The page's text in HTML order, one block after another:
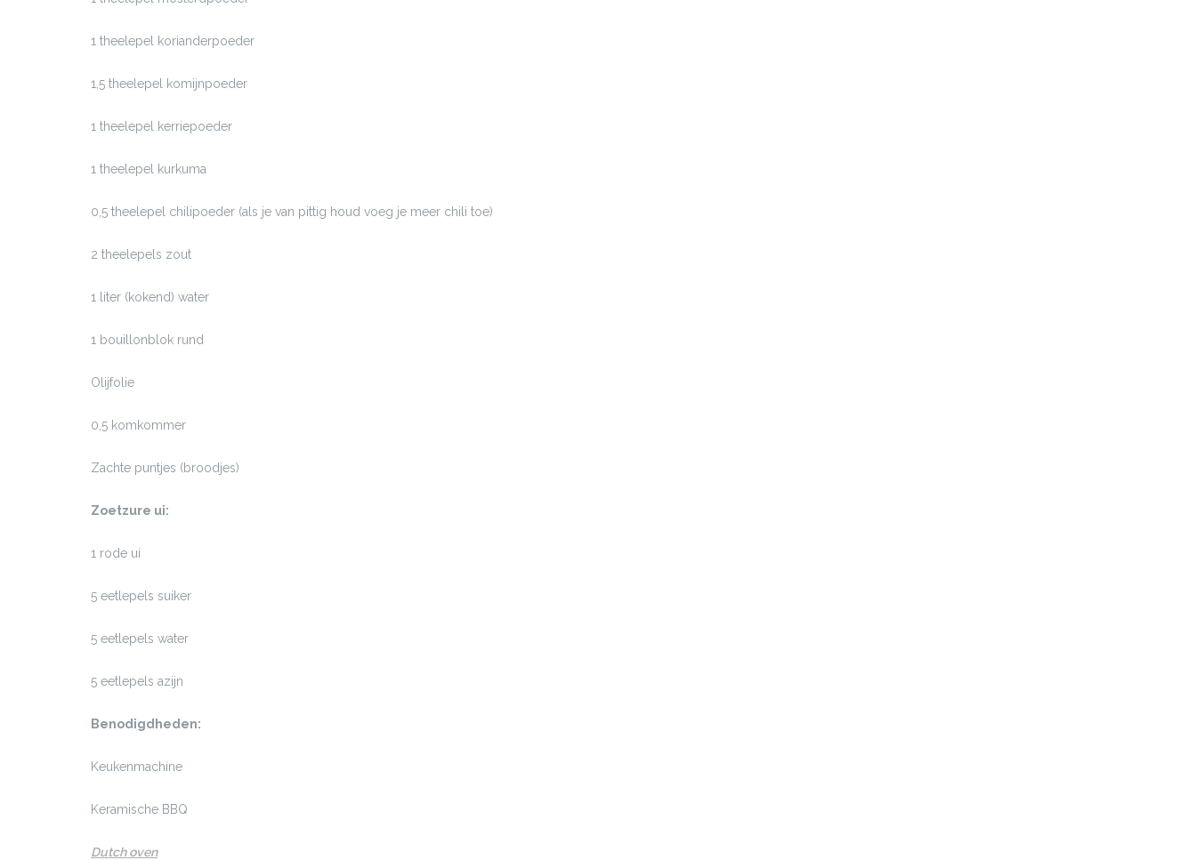
1 theelepel korianderpoeder
1,5 theelepel komijnpoeder
1 theelepel kerriepoeder
1 theelepel kurkuma
0,5 theelepel chilipoeder (als je van pittig houd voeg je meer chili toe)
2 theelepels zout
1 liter (kokend) water
1 bouillonblok rund
Olijfolie
0,5 komkommer
Zachte puntjes (broodjes)
Zoetzure ui:
1 rode ui
5 eetlepels suiker
5 eetlepels water
5 eetlepels azijn
Benodigdheden:
Keukenmachine
Keramische BBQ
Dutch oven